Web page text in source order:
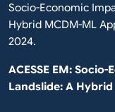
Socio-Economic
Hybrid MCDM-ML
2024.
ACESSE EM: Socio-
Landslide: A